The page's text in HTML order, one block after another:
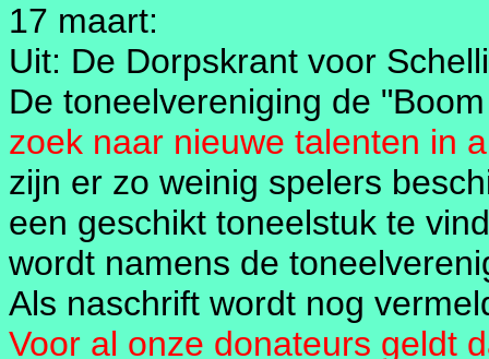
17 maart:
Uit: De Dorpskrant voor
De toneelvereniging de
zoek naar nieuwe talenten in
zijn er zo weinig spelers
een geschikt toneelstuk te
wordt namens de
Als naschrift wordt nog
Voor al onze donateurs geldt